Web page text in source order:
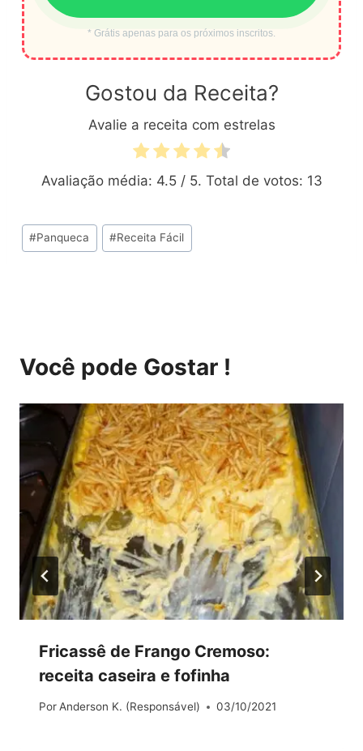
* Grátis apenas para os próximos inscritos.
Gostou da Receita?
Avalie a receita com estrelas
Avaliação média: 4.5/ 5. Total de votos: 13
Tags
do
#Panqueca #Receita Fácil
Você pode Gostar !
Fricassê de Frango Cremoso:
receita caseira e fofinha
Por Anderson K. (Responsável) 03/10/2021